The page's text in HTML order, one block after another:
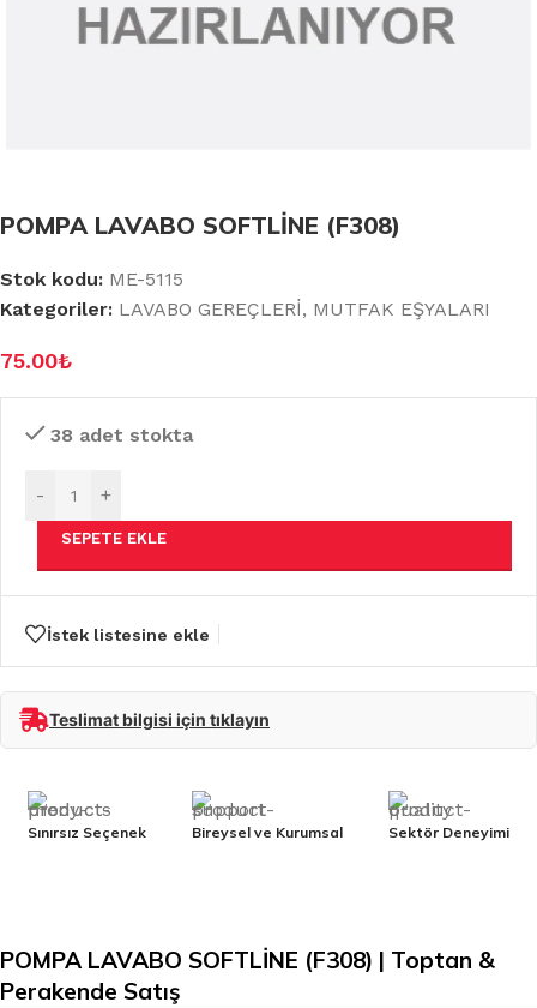
POMPA LAVABO SOFTLİNE (F308)
Stok kodu: ME-5115
Kategoriler: LAVABO GEREÇLERİ, MUTFAK EŞYALARI
75.00₺
38 adet stokta
- +
SEPETE EKLE
İstek listesine ekle
Teslimat bilgisi için tıklayın
Sınırsız Seçenek Bireysel ve Kurumsal Sektör Deneyimi
POMPA LAVABO SOFTLİNE (F308) | Toptan &
Perakende Satış